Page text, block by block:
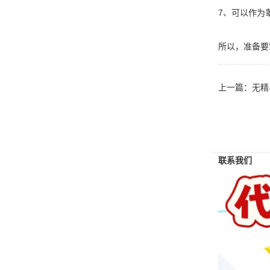
7、可以作为
所以，准备
上一篇： 无
联系我们